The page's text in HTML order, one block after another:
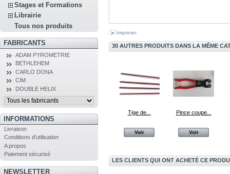
Stages et Formations
Librairie
Tous nos produits
FABRICANTS
ADAM PYROMETRIE
BETHLEHEM
CARLO DONA
CIM
DOUBLE HELIX
INFORMATIONS
Livraison
Conditions d'utilisation
A propos
Paiement sécurisé
NEWSLETTER
Imprimer
30 AUTRES PRODUITS DANS LA MÊME
Tige de...
Voir
Pince coupe...
Voir
LES CLIENTS QUI ONT ACHETÉ CE